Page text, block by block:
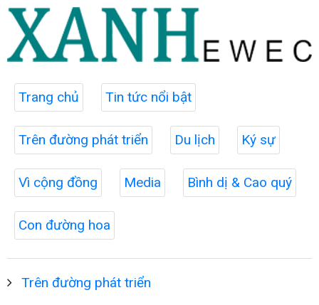
Trang chủ Tin tức nổi bật
Trên đường phát triển Du lịch Ký sự
Vì cộng đồng Media Bình dị & Cao quý
Con đường hoa
Trên đường phát triển